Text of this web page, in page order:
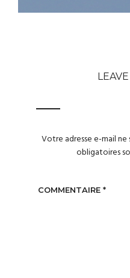
Votre adresse e-mail ne
obligatoires
COMMENTAIRE *